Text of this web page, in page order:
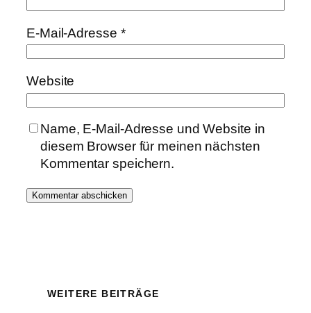
E-Mail-Adresse *
Website
Name, E-Mail-Adresse und Website in
diesem Browser für meinen nächsten
Kommentar speichern.
WEITERE BEITRÄGE